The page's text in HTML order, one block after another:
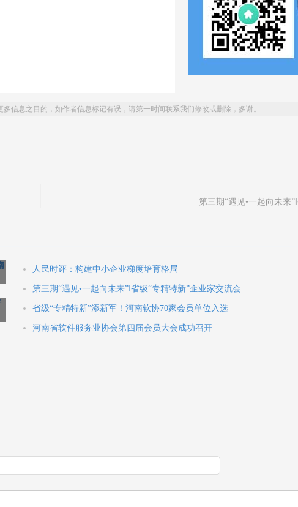
信息之目的，如作者信息标记有误，请第一时间联系我们修改或删除，多谢。
第三期“遇见•一起向未来
人民时评：构建中小企业梯度培育格局
第三期“遇见•一起向未来”‖省级“专精特新”企业家交流会
省级“专精特新”添新军！河南软协70家会员单位入选
河南省软件服务业协会第四届会员大会成功召开